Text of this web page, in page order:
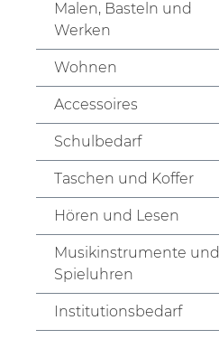
Malen, Basteln und
Werken
Wohnen
Accessoires
Schulbedarf
Taschen und Koffer
Hören und Lesen
Musikinstrumente und
Spieluhren
Institutionsbedarf